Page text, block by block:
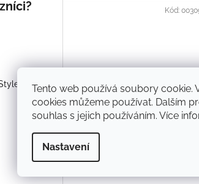
Tento web používá soubory cookie.
cookies můžeme používat. Dalším
souhlas s jejich používáním. Více
Nastavení
Freestyle koloběžka Rideoo Flyby Y-Style Complete Pro
Zadní světlo Knog Frog Strobe,
Kód: